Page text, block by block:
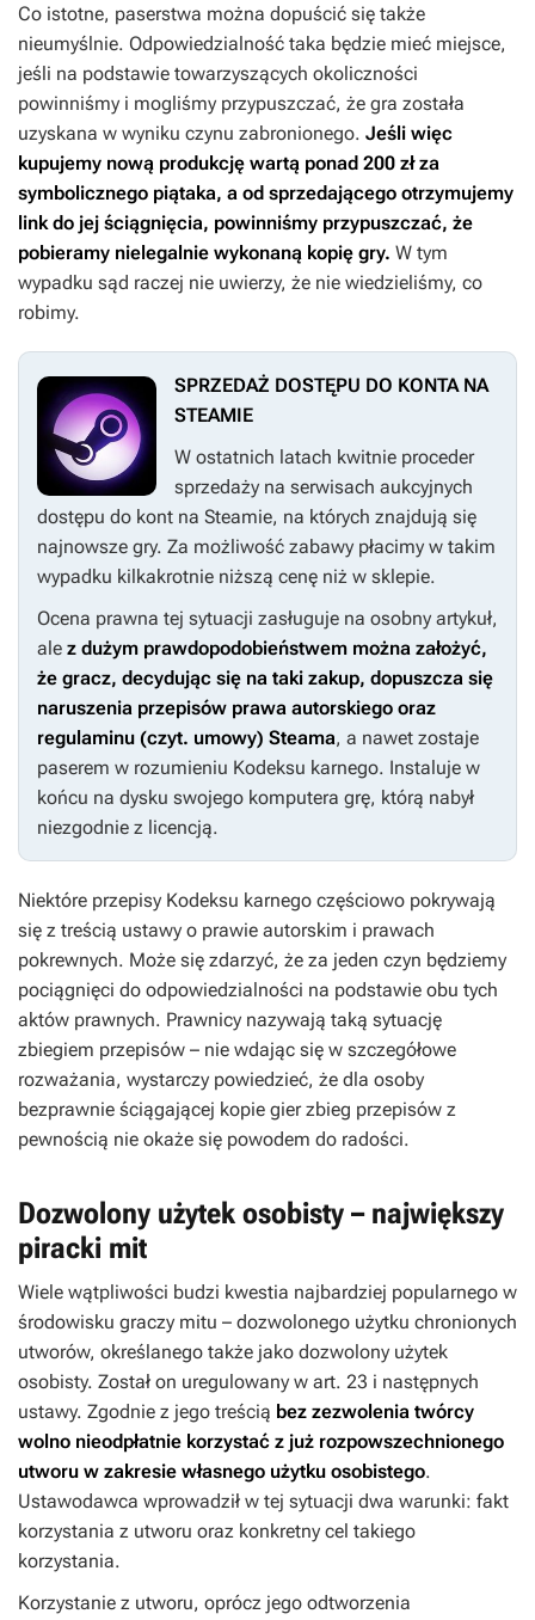
Co istotne, paserstwa można dopuścić się także
nieumyślnie. Odpowiedzialność taka będzie mieć miejsce,
jeśli na podstawie towarzyszących okoliczności
powinniśmy i mogliśmy przypuszczać, że gra została
uzyskana w wyniku czynu zabronionego. Jeśli więc
kupujemy nową produkcję wartą ponad 200 zł za
symbolicznego piątaka, a od sprzedającego otrzymujemy
link do jej ściągnięcia, powinniśmy przypuszczać, że
pobieramy nielegalnie wykonaną kopię gry. W tym
wypadku sąd raczej nie uwierzy, że nie wiedzieliśmy, co
robimy.
SPRZEDAŻ DOSTĘPU DO KONTA NA
STEAMIE
W ostatnich latach kwitnie proceder
sprzedaży na serwisach aukcyjnych
dostępu do kont na Steamie, na których znajdują się
najnowsze gry. Za możliwość zabawy płacimy w takim
wypadku kilkakrotnie niższą cenę niż w sklepie.
Ocena prawna tej sytuacji zasługuje na osobny artykuł,
ale z dużym prawdopodobieństwem można założyć,
że gracz, decydując się na taki zakup, dopuszcza się
naruszenia przepisów prawa autorskiego oraz
regulaminu (czyt. umowy) Steama, a nawet zostaje
paserem w rozumieniu Kodeksu karnego. Instaluje w
końcu na dysku swojego komputera grę, którą nabył
niezgodnie z licencją.
Niektóre przepisy Kodeksu karnego częściowo pokrywają
się z treścią ustawy o prawie autorskim i prawach
pokrewnych. Może się zdarzyć, że za jeden czyn będziemy
pociągnięci do odpowiedzialności na podstawie obu tych
aktów prawnych. Prawnicy nazywają taką sytuację
zbiegiem przepisów – nie wdając się w szczegółowe
rozważania, wystarczy powiedzieć, że dla osoby
bezprawnie ściągającej kopie gier zbieg przepisów z
pewnością nie okaże się powodem do radości.
Dozwolony użytek osobisty – największy
piracki mit
Wiele wątpliwości budzi kwestia najbardziej popularnego w
środowisku graczy mitu – dozwolonego użytku chronionych
utworów, określanego także jako dozwolony użytek
osobisty. Został on uregulowany w art. 23 i następnych
ustawy. Zgodnie z jego treścią bez zezwolenia twórcy
wolno nieodpłatnie korzystać z już rozpowszechnionego
utworu w zakresie własnego użytku osobistego.
Ustawodawca wprowadził w tej sytuacji dwa warunki: fakt
korzystania z utworu oraz konkretny cel takiego
korzystania.
Korzystanie z utworu, oprócz jego odtworzenia